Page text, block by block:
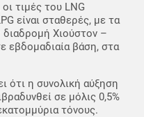
τιμές του LNG
είναι σταθερές, με τα
Χιούστον –
εβδομαδιαία βάση, στα
ότι η συνολική αύξηση
σε μόλις 0,5%
τόνους.